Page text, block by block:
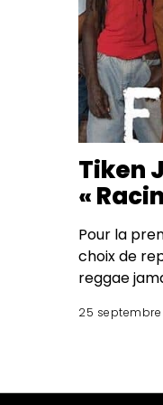
Tiken
«
Pour la
choix de
reggae
25 septembre